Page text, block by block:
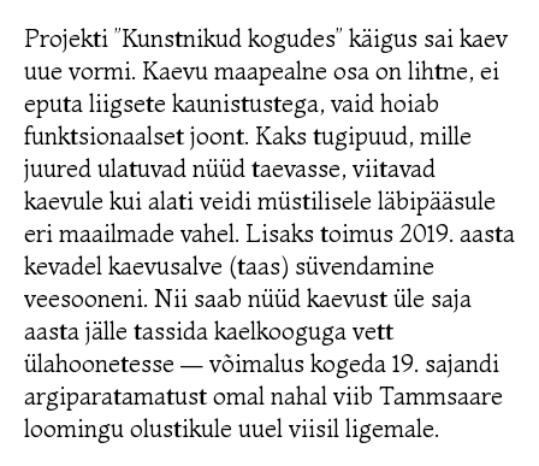
Projekti ”Kunstnikud kogudes” käigus sai kaev
uue vormi. Kaevu maapealne osa on lihtne, ei
eputa liigsete kaunistustega, vaid hoiab
funktsionaalset joont. Kaks tugipuud, mille
juured ulatuvad nüüd taevasse, viitavad
kaevule kui alati veidi müstilisele läbipääsule
eri maailmade vahel. Lisaks toimus 2019. aasta
kevadel kaevusalve (taas) süvendamine
veesooneni. Nii saab nüüd kaevust üle saja
aasta jälle tassida kaelkooguga vett
ülahoonetesse — võimalus kogeda 19. sajandi
argiparatamatust omal nahal viib Tammsaare
loomingu olustikule uuel viisil ligemale.